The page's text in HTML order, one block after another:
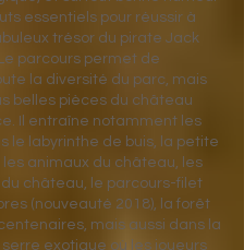
essentiels pour réussir à
trésor du pirate Jack
parcours permet de
la diversité du parc, mais
belles pièces du château
Il entraîne notamment les
le labyrinthe de buis, la petite
animaux du château, les
château, le parcours-filet
(nouveauté 2018), la forêt
mais aussi dans la
exotique où les joueurs